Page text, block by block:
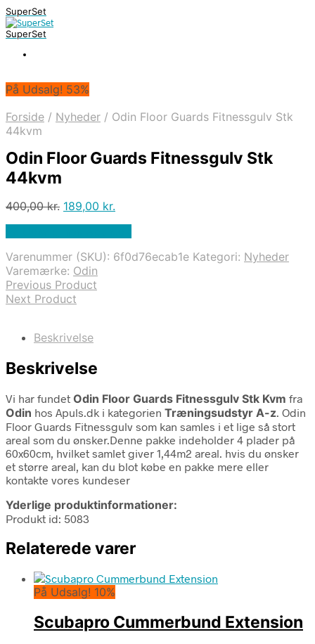
SuperSet
SuperSet
På Udsalg! 53%
Forside / Nyheder / Odin Floor Guards Fitnessgulv Stk
44kvm
Odin Floor Guards Fitnessgulv Stk
44kvm
400,00kr. Den
400,00 kr..
189,00 kr.
189,00 kr..
Varenummer (SKU): 6f0d76ecab1e Kategori: Nyheder
Varemærke: Odin
Previous Product
Next Product
Beskrivelse
Beskrivelse
Vi har fundet Odin Floor Guards Fitnessgulv Stk Kvm fra
Odin hos Apuls.dk i kategorien Træningsudstyr A-z. Odin
Floor Guards Fitnessgulv som kan samles i et lige så stort
areal som du ønsker.Denne pakke indeholder 4 plader på
60x60cm, hvilket samlet giver 1,44m2 areal. hvis du ønsker
et større areal, kan du blot købe en pakke mere eller
kontakte vores kundeser
Yderlige produktinformationer:
Produkt id: 5083
Relaterede varer
På Udsalg! 10%
Scubapro Cummerbund Extension